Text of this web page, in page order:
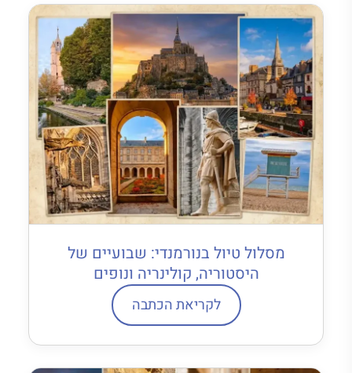
מסלול טיול בנורמנדי: שבועיים של
היסטוריה, קולינריה ונופים
לקריאת הכתבה